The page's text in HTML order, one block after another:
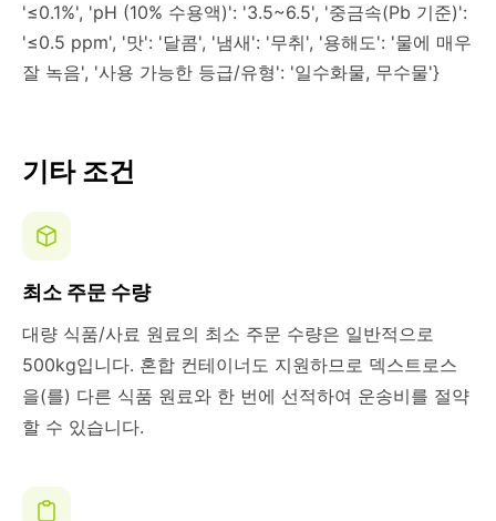
'≤0.1%', 'pH (10% 수용액)': '3.5~6.5', '중금속(Pb 기준)':
'≤0.5 ppm', '맛': '달콤', '냄새': '무취', '용해도': '물에 매우
잘 녹음', '사용 가능한 등급/유형': '일수화물, 무수물'}
기타 조건
최소 주문 수량
대량 식품/사료 원료의 최소 주문 수량은 일반적으로
500kg입니다. 혼합 컨테이너도 지원하므로 덱스트로스
을(를) 다른 식품 원료와 한 번에 선적하여 운송비를 절약
할 수 있습니다.